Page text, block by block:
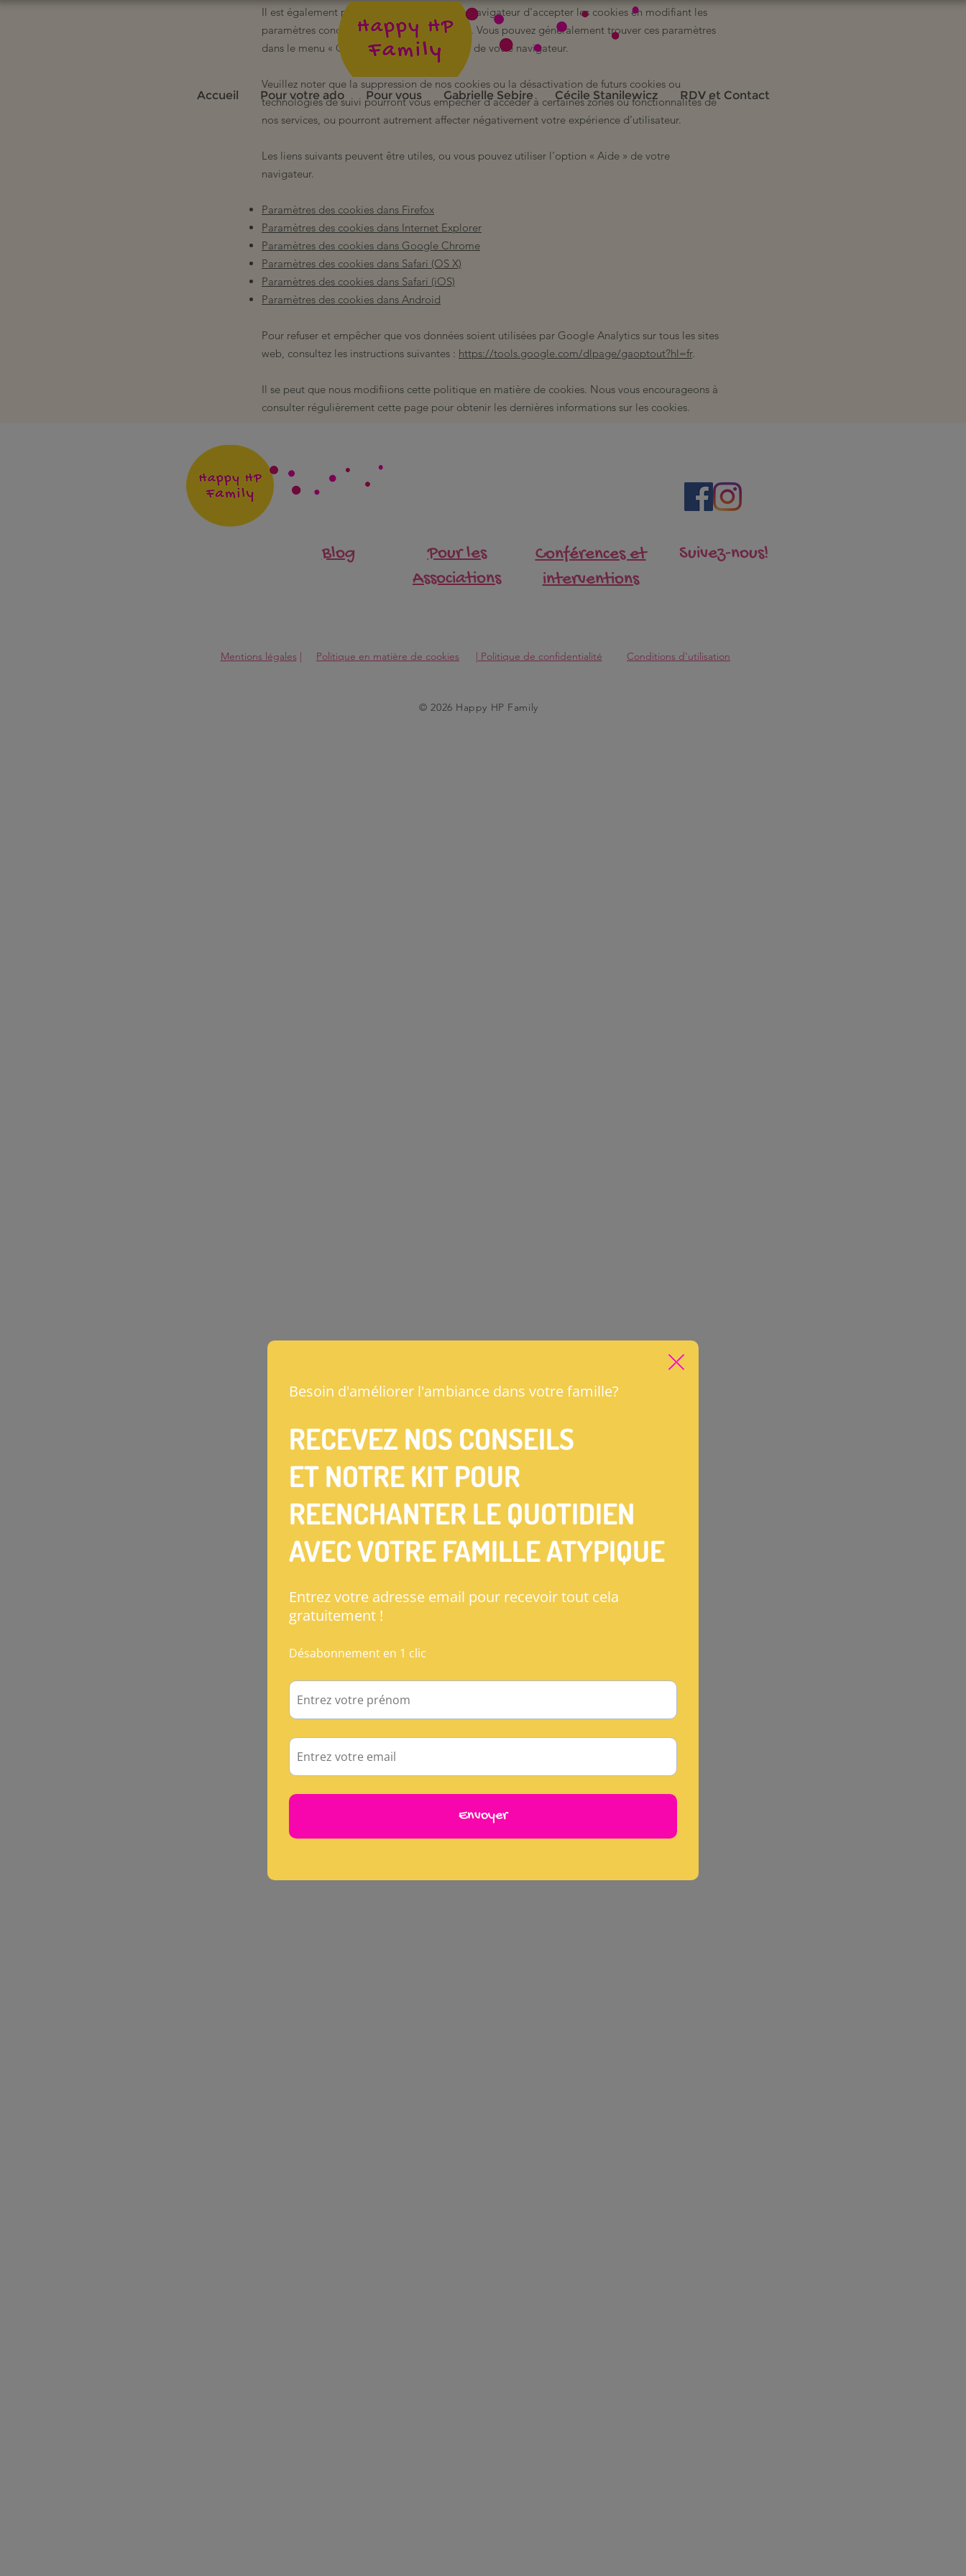
Accueil Pour votre ado Pour vous Gabrielle Sebire Cécile Stanilewicz RDV et Contact
Il est également possible d'empêcher votre navigateur d'accepter les cookies en modifiant les
paramètres concernés dans votre navigateur. Vous pouvez généralement trouver ces paramètres
dans le menu « Options»ou«Préférences »de votre navigateur.
Veuillez noter que la suppression de nos cookies ou la désactivation de futurs cookies ou
technologies de suivi pourront vous empêcher d'accéder à certaines zones ou fonctionnalités de
nos services, ou pourront autrement affecter négativement votre expérience d'utilisateur.
Les liens suivants peuvent être utiles, ou vous pouvez utiliser l'option « Aide » de votre
navigateur.
Paramètres des cookies dans Firefox
Paramètres des cookies dans Internet Explorer
Paramètres des cookies dans Google Chrome
Paramètres des cookies dans Safari (OS X)
Paramètres des cookies dans Safari (iOS)
Paramètres des cookies dans Android
Pour refuser et empêcher que vos données soient utilisées par Google Analytics sur tous les sites
web, consultez les instructions suivantes : https://tools.google.com/dlpage/gaoptout?hl=fr.
Il se peut que nous modifiions cette politique en matière de cookies. Nous vous encourageons à
consulter régulièrement cette page pour obtenir les dernières informations sur les cookies.
Blog
Pour les
Associations
Conférences et
interventions
Suivez-nous!
Mentions légales | Politique en matière de cookies | Politique de confidentialité Conditions d'utilisation
© 2026 Happy HP Family